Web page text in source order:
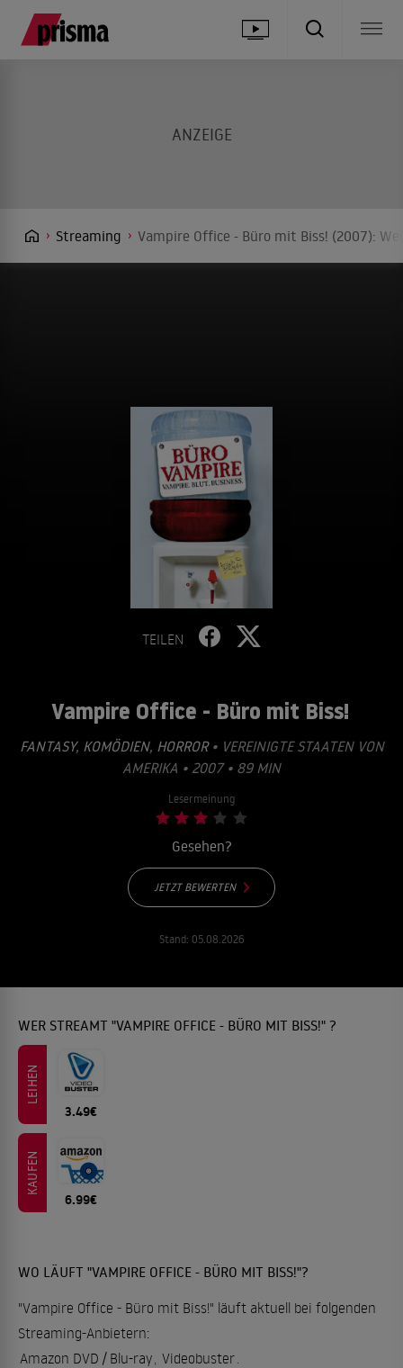
Streaming Vampire Office - Büro mit Biss! (2007):
TEILEN
Vampire Office - Büro mit Biss!
FANTASY, KOMÖDIEN, HORROR• VEREINIGTE STAATEN VON
AMERIKA • 2007 • 89 MIN
Lesermeinung
Gesehen?
JETZT BEWERTEN
Stand: 05.08.2026
WER STREAMT "VAMPIRE OFFICE - BÜRO MIT BISS!" ?
LEIHEN
3.49€
KAUFEN
6.99€
WO LÄUFT "VAMPIRE OFFICE - BÜRO MIT BISS!"?
"Vampire Office - Büro mit Biss!" läuft aktuell bei folgenden
Streaming-Anbietern:
Amazon DVD / Blu-ray, Videobuster.